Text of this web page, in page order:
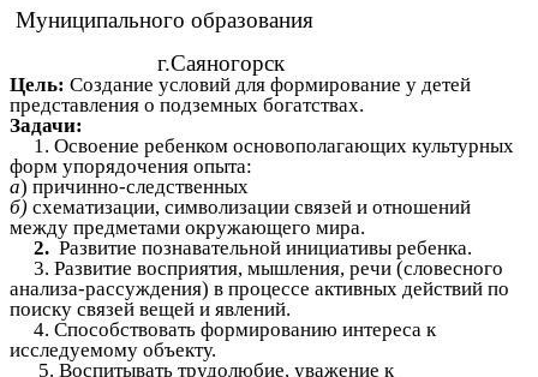
Муниципального образования
г.Саяногорск
Цель: Создание условий для формирование у детей
представления о подземных богатствах.
Задачи:
1. Освоение ребенком основополагающих культурных
форм упорядочения опыта:
а) причинно-следственных
б) схематизации, символизации связей и отношений
между предметами окружающeгo мира.
2. Развитие познавательной инициативы ребенка.
3. Развитие восприятия, мышления, речи (словесного
анализа-рассуждения) в процессе активных действий по
поиску связей вещей и явлений.
4. Способствовать формированию интереса к
исследуемому объекту.
5. Воспитывать трудолюбие, уважение к